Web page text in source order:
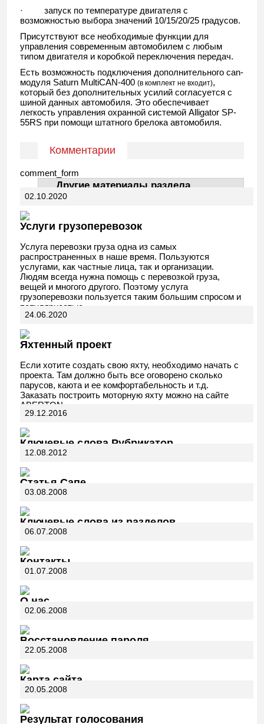
·
запуск по температуре двигателя с
возможностью выбора значений 10/15/20/25 градусов.
Присутствуют все необходимые функции для
управления современным автомобилем с любым
типом двигателя и коробкой переключения передач.
Есть возможность подключения дополнительного can-
модуля Saturn MultiCAN-400 (в комплект не входит),
который без дополнительных усилий согласуется с
шиной данных автомобиля. Это обеспечивает
легкость управления охранной системой Alligator SP-
55RS при помощи штатного брелока автомобиля.
Комментарии
comment_form
Другие материалы раздела
АвтоДела
02.10.2020
Услуги грузоперевозок
Услуга перевозки груза одна из самых
распространенных в наше время. Пользуются
услугами, как частные лица, так и организации.
Людям всегда нужна помощь с перевозкой груза,
вещей и многого другого. Поэтому услуга
грузоперевозки пользуется таким большим спросом и
популярностью.
24.06.2020
Яхтенный проект
Если хотите создать свою яхту, необходимо начать с
проекта. Там должно быть все оговорено сколько
парусов, каюта и ее комфортабельность и т.д.
Заказать построить моторную яхту можно на сайте
ABERTON.
29.12.2016
Ключевые слова Рубрикатор
12.08.2012
Статья Сапе
03.08.2008
Ключевые слова из разделов
06.07.2008
Контакты
01.07.2008
О нас
02.06.2008
Восстановление пароля
22.05.2008
Карта сайта
20.05.2008
Результат голосования